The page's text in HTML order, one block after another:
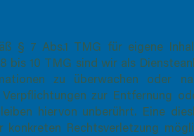
§ 7 Abs.1 TMG für eigene
bis 10 TMG sind wir als
zu überwachen oder
zur Entfernung
hiervon unberührt. Eine
Rechtsverletzung